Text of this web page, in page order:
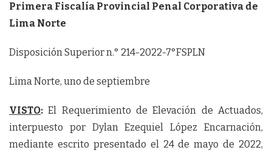
Primera Fiscalía Provincial Penal Corporativa de
Lima Norte
Disposición Superior n.° 214-2022-7°FSPLN
Lima Norte, uno de septiembre
VISTO:El Requerimiento de Elevación de Actuados,
interpuesto por Dylan Ezequiel López Encarnación,
mediante escrito presentado el 24 de mayo de 2022,